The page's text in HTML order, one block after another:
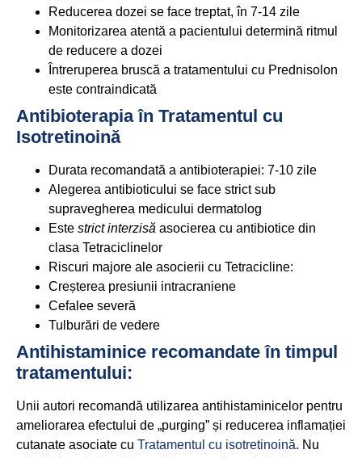
Reducerea dozei se face treptat, în 7-14 zile
Monitorizarea atentă a pacientului determină ritmul
de reducere a dozei
Întreruperea bruscă a tratamentului cu Prednisolon
este contraindicată
Antibioterapia în Tratamentul cu
Isotretinoină
Durata recomandată a antibioterapiei: 7-10 zile
Alegerea antibioticului se face strict sub
supravegherea medicului dermatolog
Este strict interzisă asocierea cu antibiotice din
clasa Tetraciclinelor
Riscuri majore ale asocierii cu Tetracicline:
Creșterea presiunii intracraniene
Cefalee severă
Tulburări de vedere
Antihistaminice recomandate în timpul
tratamentului:
Unii autori recomandă utilizarea antihistaminicelor pentru
ameliorarea efectului de „purging” și reducerea inflamației
cutanate asociate cu Tratamentul cu isotretinoină. Nu